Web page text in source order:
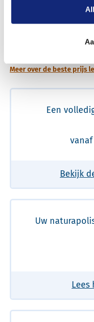
Meer over de beste prijs
Een
vanaf
Bekijk
Uw
Lees